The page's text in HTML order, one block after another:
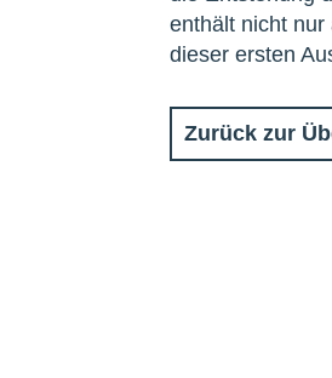
enthält nicht
dieser ersten
Zurück zur